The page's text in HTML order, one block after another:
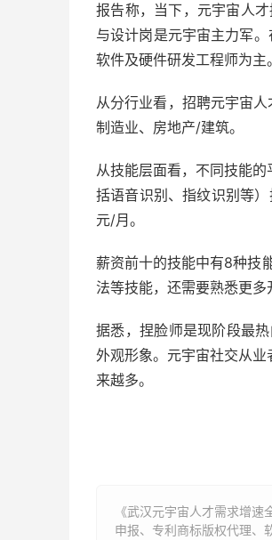
报告称，当下，元宇宙人
与设计岗是元宇宙主力军
软件及硬件研发工程师为主。
从分行业看，招聘元宇宙
制造业、房地产/建筑。
从技能层面看，不同技能
括语音识别、指纹识别等
元/月。
薪资前十的技能中有8种技
法等技能，还需要熟悉更多
据悉，捏脸师是现阶段最
外观形象。元宇宙社交从
来越多。
《武汉元宇宙人才需求增速
申报、专利商标版权代理、